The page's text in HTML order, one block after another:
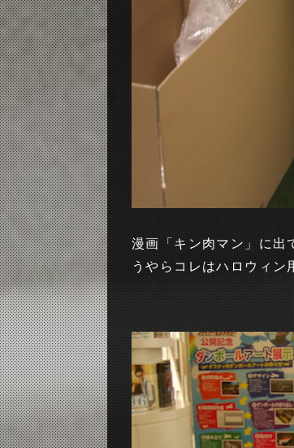
漫画「キン肉マン」に出
うやらコレはハロウィ